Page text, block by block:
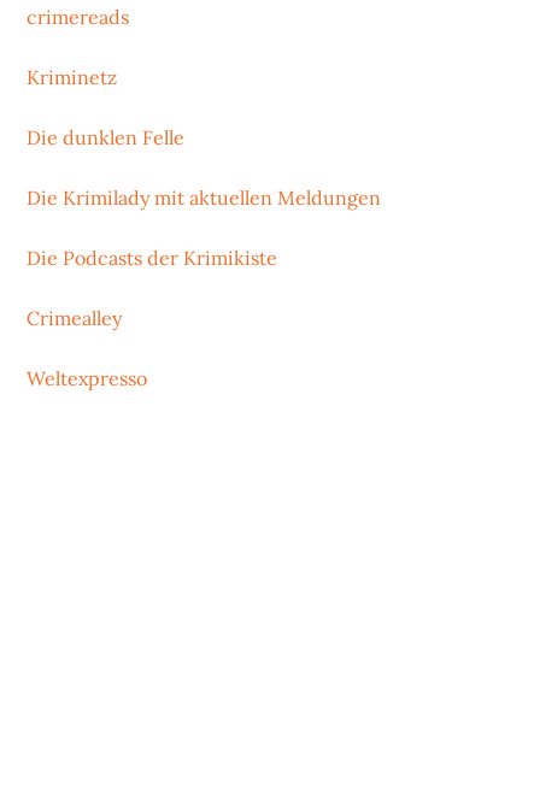
crimereads
Kriminetz
Die dunklen Felle
Die Krimilady mit aktuellen Meldungen
Die Podcasts der Krimikiste
Crimealley
Weltexpresso